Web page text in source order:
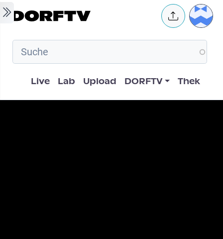
Skip to main content User
Hauptnavigation
Live Lab Upload DORFTV Thek